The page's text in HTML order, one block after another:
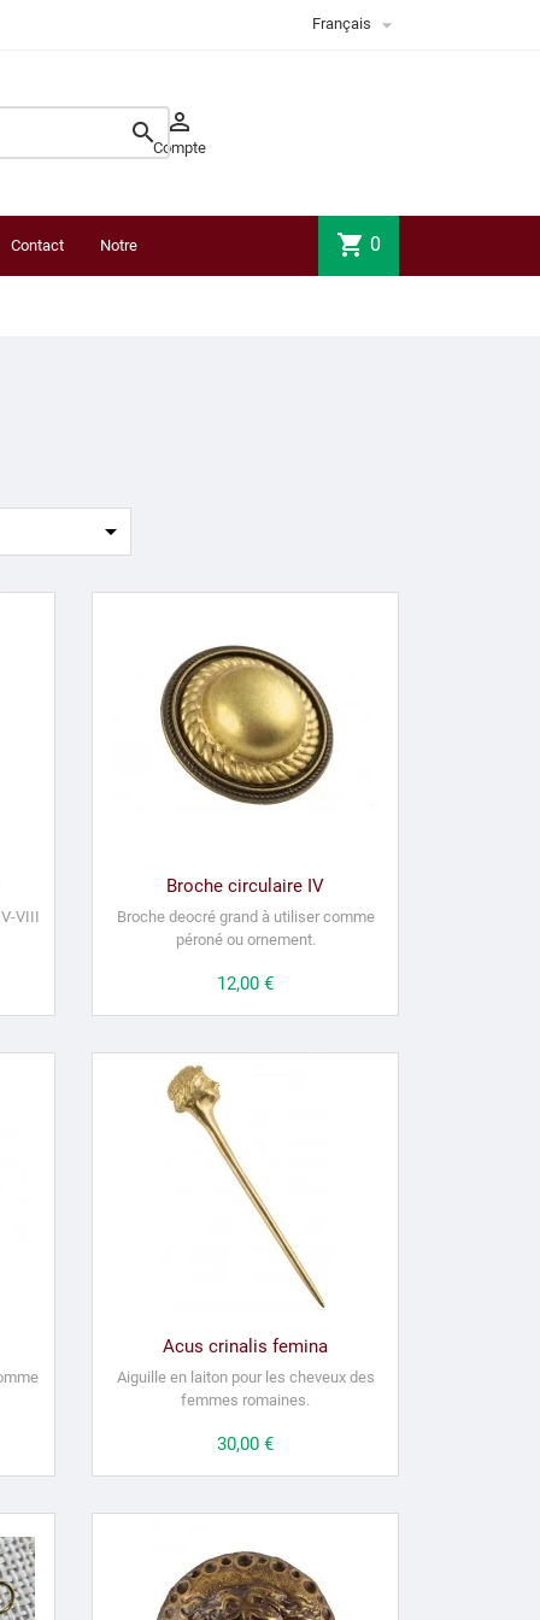
Français 
 
Compte
Contact Notre shopping_cart 0

VIII
Broche circulaire IV
Broche deocré grand à utiliser comme
péroné ou ornement.
Prix
12,00 €
Acus crinalis femina
Aiguille en laiton pour les cheveux des
femmes romaines.
Prix
30,00 €